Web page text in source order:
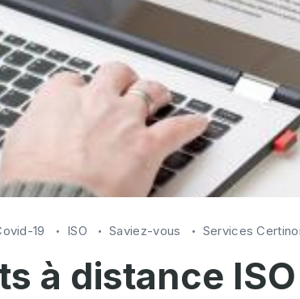
19 ISO Saviez-vous Services
à distance